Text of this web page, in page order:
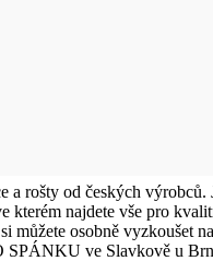
a rošty od českých výrobců.
kterém najdete vše pro
můžete osobně vyzkoušet
ve Slavkově u